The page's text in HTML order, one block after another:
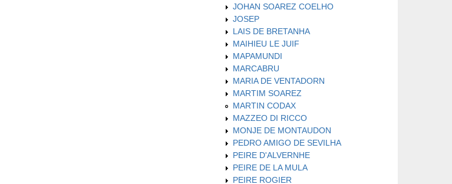
JOHAN SOAREZ COELHO
JOSEP
LAIS DE BRETANHA
MAIHIEU LE JUIF
MAPAMUNDI
MARCABRU
MARIA DE VENTADORN
MARTIM SOAREZ
MARTIN CODAX
MAZZEO DI RICCO
MONJE DE MONTAUDON
PEDRO AMIGO DE SEVILHA
PEIRE D'ALVERNHE
PEIRE DE LA MULA
PEIRE ROGIER